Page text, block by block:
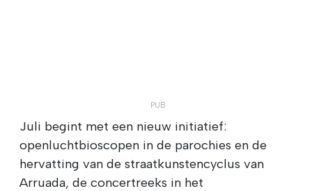
Juli begint met een nieuw initiatief:
openluchtbioscopen in de parochies en de
hervatting van de straatkunstencyclus van
Arruada, de concertreeks in het